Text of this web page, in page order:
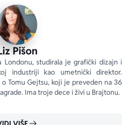
Pišon
Londonu, studirala je grafički dizajn i
industriji kao umetnički direktor.
Tomu Gejtsu, koji je preveden na 36
Ima troje dece i živi u Brajtonu.